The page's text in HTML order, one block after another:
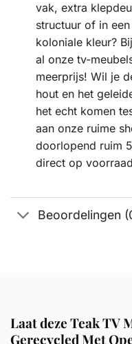
vak, extra
structuur of in
koloniale kleur?
al onze tv-
meerprijs! Wil je
hout en het
het echt komen
aan onze ruime
doorlopend ruim
direct op
Beoordelingen
Laat deze Teak TV
Gerecycled Met